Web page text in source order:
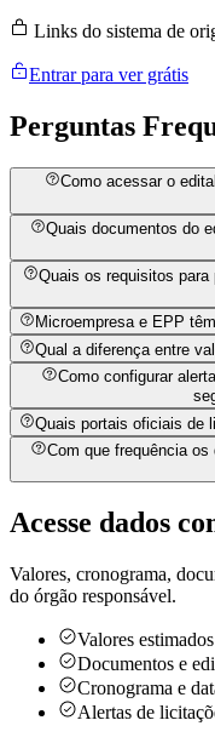
Links do sistema de
Entrar para ver grátis
Perguntas
Como acessar o
Quais documentos do
Quais os requisitos
Microempresa e EPP
Qual a diferença entre
Como configurar
Quais portais oficiais de
Com que frequência
Acesse dados
Valores, cronograma,
do órgão responsável.
Valores
Documentos e
Cronograma e
Alertas de